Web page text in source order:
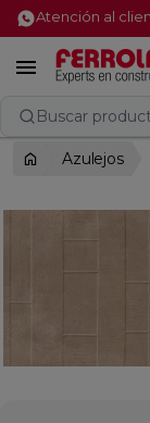
Atención al

Buscar
Azulejos